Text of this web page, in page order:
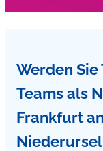
Niederursel zu
und Deutsch
Werden Sie
Teamsals
Frankfurt
Niederursel